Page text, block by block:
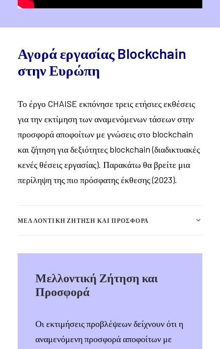
Αγορά εργασίας Blockchain
στην Ευρώπη
Το έργο CHAISE εκπόνησε τρεις ετήσιες εκθέσεις
για την εκτίμηση των αναμενόμενων τάσεων στην
προσφορά αποφοίτων με γνώσεις στο blockchain
και ζήτηση για δεξιότητες blockchain (διαδικτυακές
κενές θέσεις εργασίας). Παρακάτω θα βρείτε μια
περίληψη της πιο πρόσφατης έκθεσης (2023).
ΜΕΛΛΟΝΤΙΚΉ ΖΉΤΗΣΗ ΚΑΙ ΠΡΟΣΦΟΡΆ
Μελλοντική Ζήτηση και
Προσφορά
Οι εκτιμήσεις προβλέψεων δείχνουν ότι η
αναμενόμενη προσφορά αποφοίτων με